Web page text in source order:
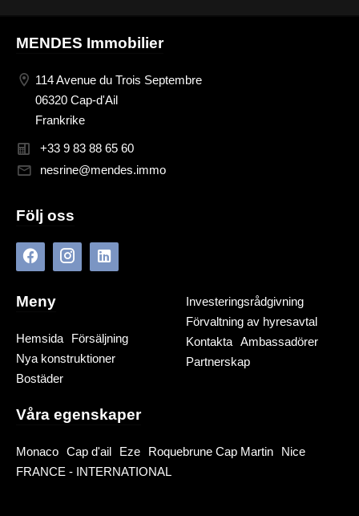
MENDES Immobilier
114 Avenue du Trois Septembre
06320 Cap-d'Ail
Frankrike
+33 9 83 88 65 60
nesrine@mendes.immo
Följ oss
Meny
Hemsida
Försäljning
Nya konstruktioner
Bostäder
Investeringsrådgivning
Förvaltning av hyresavtal
Kontakta
Ambassadörer
Partnerskap
Våra egenskaper
Monaco Cap d'ail Eze Roquebrune Cap Martin
Nice
FRANCE - INTERNATIONAL